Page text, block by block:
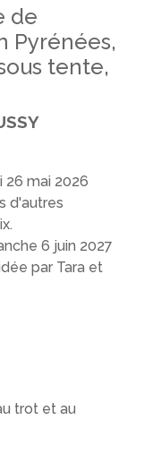
de
Pyrénées,
tente,
26 mai 2026
d'autres
6 juin 2027
par Tara et
trot et au